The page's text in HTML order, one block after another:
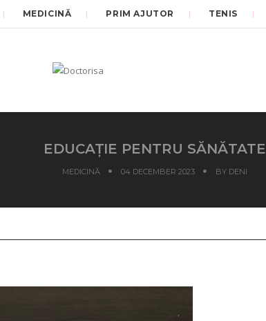
MEDICINĂ PRIM AJUTOR TENIS
EDUCAȚIE PENTRU SĂNĂTATE
MEDICINĂ 04 DECEMBER 2023 BY DENI